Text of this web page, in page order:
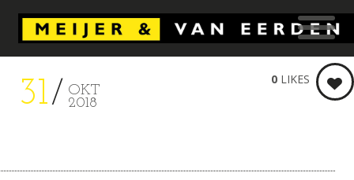
31
OKT
2018
0 LIKES